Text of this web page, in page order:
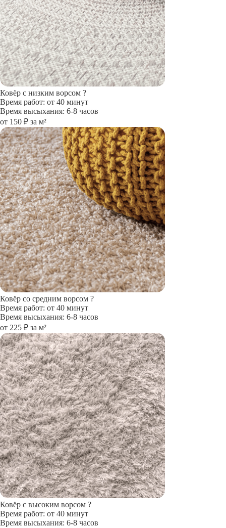
Ковёр с низким ворсом ?
Время работ: от 40 минут
Время высыхания: 6-8 часов
от 150 ₽ за м²
Ковёр со средним ворсом ?
Время работ: от 40 минут
Время высыхания: 6-8 часов
от 225 ₽ за м²
Ковёр с высоким ворсом ?
Время работ: от 40 минут
Время высыхания: 6-8 часов